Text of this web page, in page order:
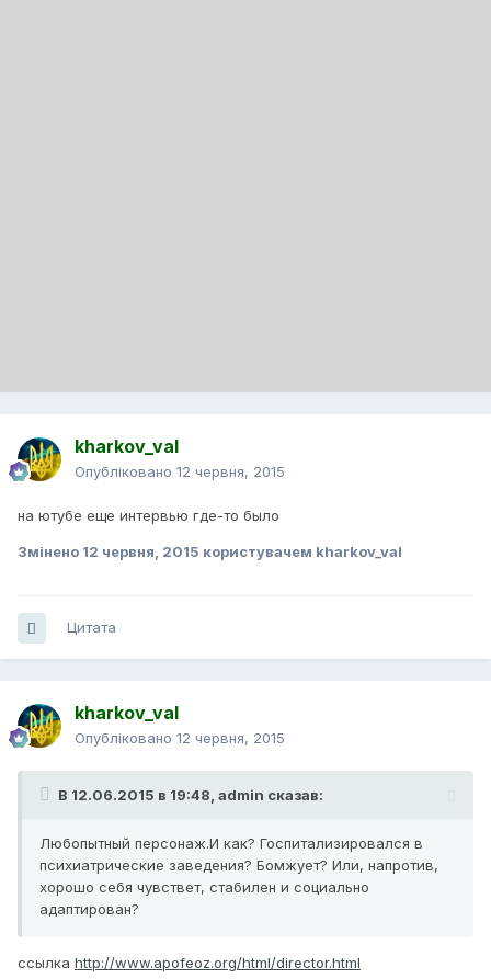
kharkov_val
Опубліковано 12 червня, 2015
на ютубе еще интервью где-то было
Змінено 12 червня, 2015 користувачем kharkov_val
Цитата
kharkov_val
Опубліковано 12 червня, 2015
В 12.06.2015 в 19:48, admin сказав:
Любопытный персонаж.И как? Госпитализировался в
психиатрические заведения? Бомжует? Или, напротив,
хорошо себя чувствет, стабилен и социально
адаптирован?
ссылка http://www.apofeoz.org/html/director.html